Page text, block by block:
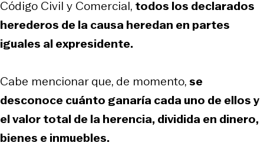
Código Civil y Comercial, todos los declarados
herederos de la causa heredan en partes
iguales al expresidente.
Cabe mencionar que, de momento,se
desconoce cuánto ganaría cada uno de ellos y
el valor total de la herencia, dividida en dinero,
bienes e inmuebles.